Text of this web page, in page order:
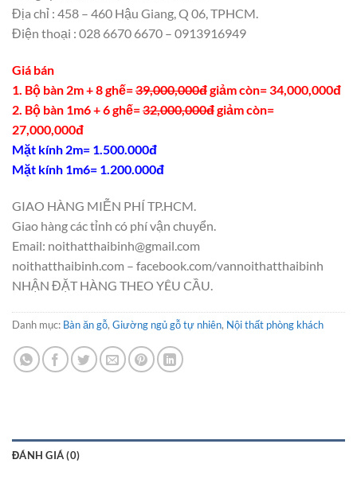
Địa chỉ : 458 – 460 Hậu Giang, Q 06, TPHCM.
Điện thoại : 028 6670 6670 – 0913916949
Giá bán
1. Bộ bàn 2m + 8 ghế=39,000,000đgiảm còn= 34,000,000đ
2. Bộ bàn 1m6 + 6 ghế=32,000,000đgiảm còn=
27,000,000đ
Mặt kính 2m= 1.500.000đ
Mặt kính 1m6= 1.200.000đ
GIAO HÀNG MIỄN PHÍ TP.HCM.
Giao hàng các tỉnh có phí vận chuyển.
Email: noithatthaibinh@gmail.com
noithatthaibinh.com – facebook.com/vannoithatthaibinh
NHẬN ĐẶT HÀNG THEO YÊU CẦU.
Danh mục: Bàn ăn gỗ, Giường ngủ gỗ tự nhiên, Nội thất phòng khách
ĐÁNH GIÁ (0)